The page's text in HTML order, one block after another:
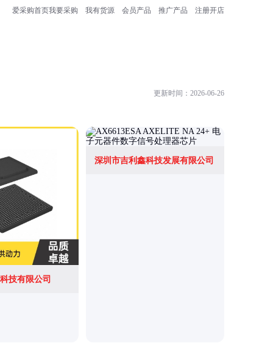
爱采购首页我要采购 我有货源 会员产品 推广产品 注册开店
更新时间：2026-06-26
技有限公司
深圳市吉利鑫科技发展有限公司